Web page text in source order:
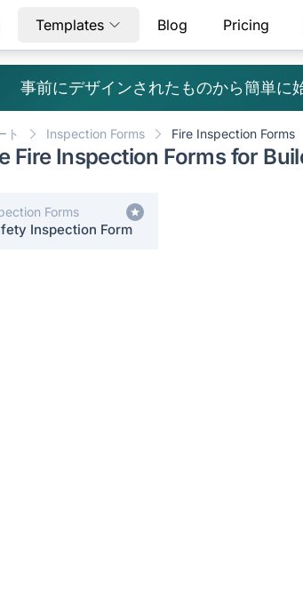
Templates Blog Pricing
事前にデザインされたものから簡単に
ト Inspection Forms Fire Inspection Forms
Fire Inspection Forms for
Forms
Inspection Form